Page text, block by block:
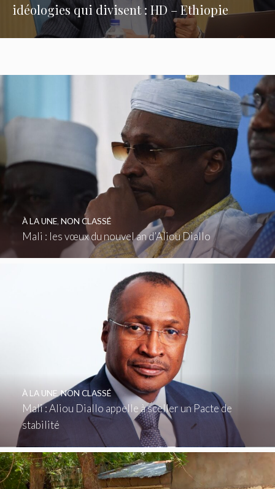
idéologies qui divisent : HD – Ethiopie
Mali : les vœux du nouvel an d’Aliou Diallo
À LA UNE, NON CLASSÉ
Mali : Aliou Diallo appelle à sceller un Pacte de
stabilité
À LA UNE,NON CLASSÉ